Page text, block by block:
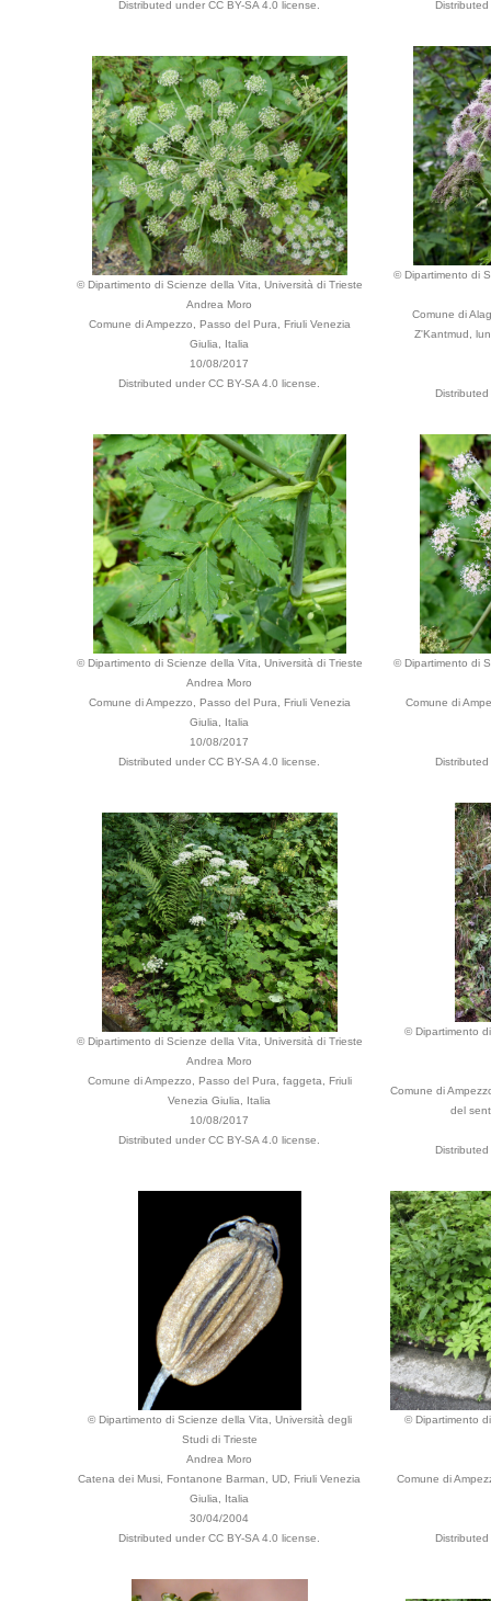
Distributed under CC BY-SA 4.0 license.
© Dipartimento di Scienze della Vita, Università di Trieste
Andrea Moro
Comune di Ampezzo, Passo del Pura, Friuli Venezia
Giulia, Italia
10/08/2017
Distributed under CC BY-SA 4.0 license.
© Dipartimento di
Comune di
Z'Kantmud,
© Dipartimento di Scienze della Vita, Università di Trieste
Andrea Moro
Comune di Ampezzo, Passo del Pura, Friuli Venezia
Giulia, Italia
10/08/2017
Distributed under CC BY-SA 4.0 license.
© Dipartimento di
Comune di
© Dipartimento di Scienze della Vita, Università di Trieste
Andrea Moro
Comune di Ampezzo, Passo del Pura, faggeta, Friuli
Venezia Giulia, Italia
10/08/2017
Distributed under CC BY-SA 4.0 license.
© Dipartimento
Comune di
del
© Dipartimento di Scienze della Vita, Università degli
Studi di Trieste
Andrea Moro
Catena dei Musi, Fontanone Barman, UD, Friuli Venezia
Giulia, Italia
30/04/2004
Distributed under CC BY-SA 4.0 license.
© Dipartimento
Comune di